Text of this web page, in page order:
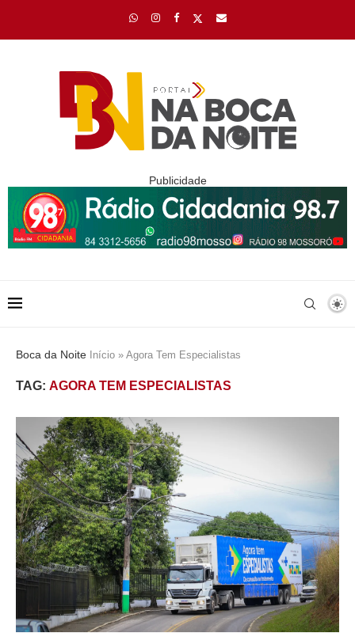
Publicidade
Boca da Noite Início » Agora Tem Especialistas
TAG: AGORA TEM ESPECIALISTAS